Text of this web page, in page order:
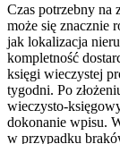
Czas potrzebny na
może się znacznie
jak lokalizacja
kompletność
księgi wieczystej
tygodni. Po
wieczysto-
dokonanie wpisu.
w przypadku